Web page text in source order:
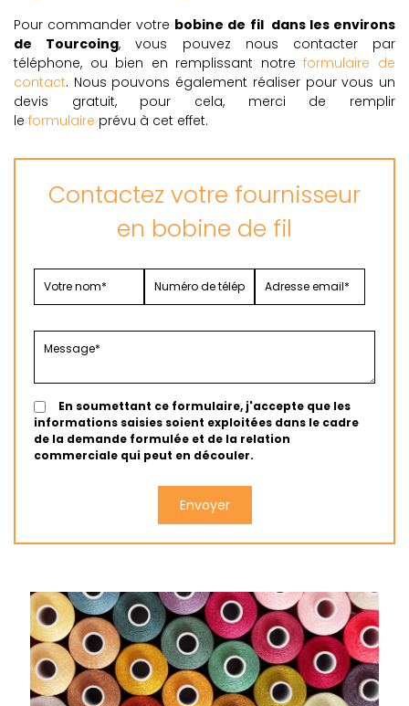
Pour commander votre bobine de fil dans les environs
de Tourcoing, vous pouvez nous contacter par
téléphone, ou bien en remplissant notreformulaire de
contact. Nous pouvons également réaliser pour vous un
devis gratuit, pour cela, merci de remplir
le formulaire prévu à cet effet.
Contactez votre fournisseur
en bobine de fil
En soumettant ce formulaire, j'accepte que les
informations saisies soient exploitées dans le cadre
de la demande formulée et de la relation
commerciale qui peut en découler.